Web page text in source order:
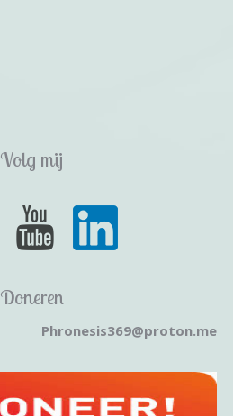
Volg mij
Doneren
Phronesis369@proton.me